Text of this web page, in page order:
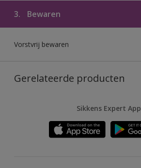
3. Bewaren
Vorstvrij bewaren
Gerelateerde producten
Sikkens Expert App